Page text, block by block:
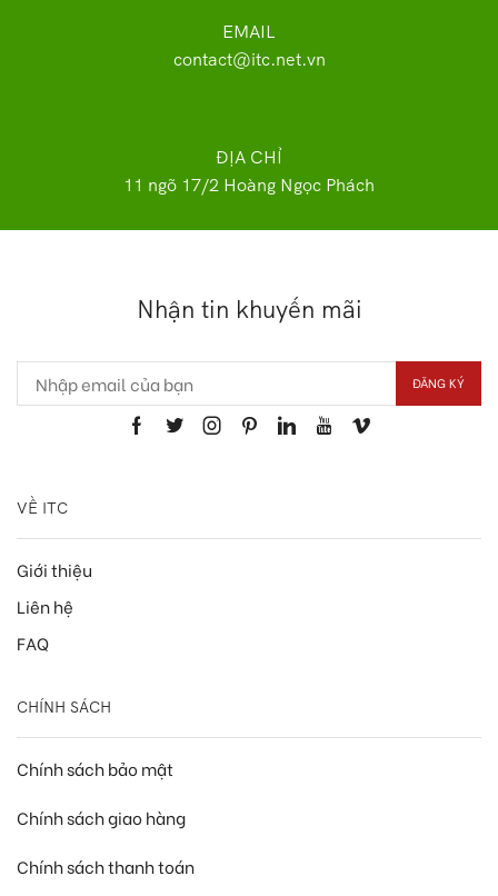
EMAIL
contact@itc.net.vn
ĐỊA CHỈ
11 ngõ 17/2 Hoàng Ngọc Phách
Nhận tin khuyến mãi
VỀ ITC
Giới thiệu
Liên hệ
FAQ
CHÍNH SÁCH
Chính sách bảo mật
Chính sách giao hàng
Chính sách thanh toán